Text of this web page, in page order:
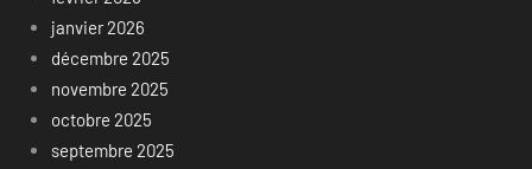
janvier 2026
décembre 2025
novembre 2025
octobre 2025
septembre 2025